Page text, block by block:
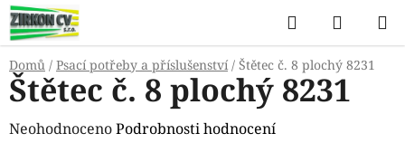
Přejít
na
obsah
Hledat
KOŠÍK
Domů / Psací potřeby a příslušenství / Štětec č. 8 plochý 8231
Štětec č. 8 plochý 8231
Průměrné
NeohodnocenoPodrobnosti hodnocení